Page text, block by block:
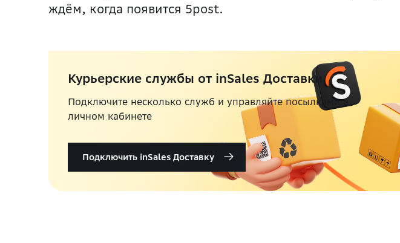
ждём, когда появится 5post.
Курьерские службы от inSales Доставки
Подключите несколько служб и управляйте посылками в
личном кабинете
Подключить inSales Доставку